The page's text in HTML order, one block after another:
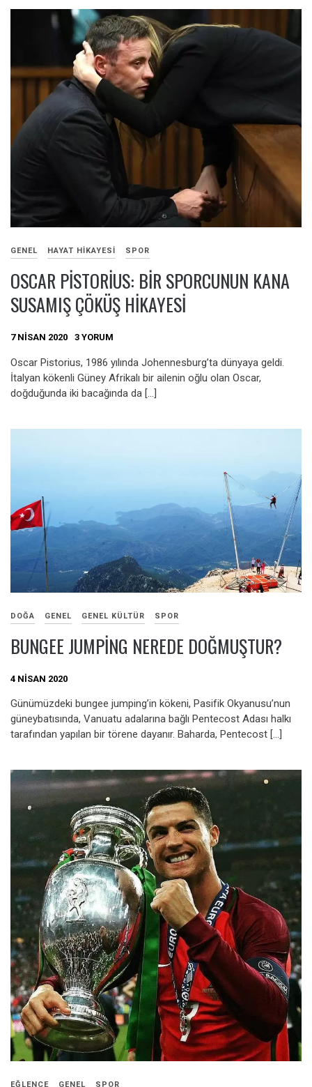
GENEL HAYAT HIKAYESI SPOR
OSCAR PISTORIUS: BIR SPORCUNUN KANA
SUSAMIŞ ÇÖKÜŞ HIKAYESI
7 NISAN 2020 3 YORUM
Oscar Pistorius, 1986 yılında Johennesburg’ta dünyaya geldi.
İtalyan kökenli Güney Afrikalı bir ailenin oğlu olan Oscar,
doğduğunda iki bacağında da […]
DOĞA GENEL GENEL KÜLTÜR SPOR
BUNGEE JUMPING NEREDE DOĞMUŞTUR?
4 NISAN 2020
Günümüzdeki bungee jumping’in kökeni, Pasifik Okyanusu’nun
güneybatısında, Vanuatu adalarına bağlı Pentecost Adası halkı
tarafından yapılan bir törene dayanır. Baharda, Pentecost […]
EĞLENCE GENEL SPOR